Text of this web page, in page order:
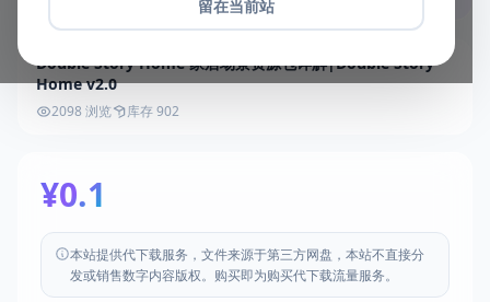
留在当前站
Double Story Home 家居场景资源包详解|Double Story
Home v2.0
2098 浏览 库存 902
¥0.1
本站提供代下载服务，文件来源于第三方网盘，本站不直接分
发或销售数字内容版权。购买即为购买代下载流量服务。